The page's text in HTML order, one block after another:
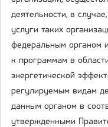
деятельности, в
услуги таких
федеральным органом
к программам в
энергетической
регулируемым видам
данным органом в
утвержденными